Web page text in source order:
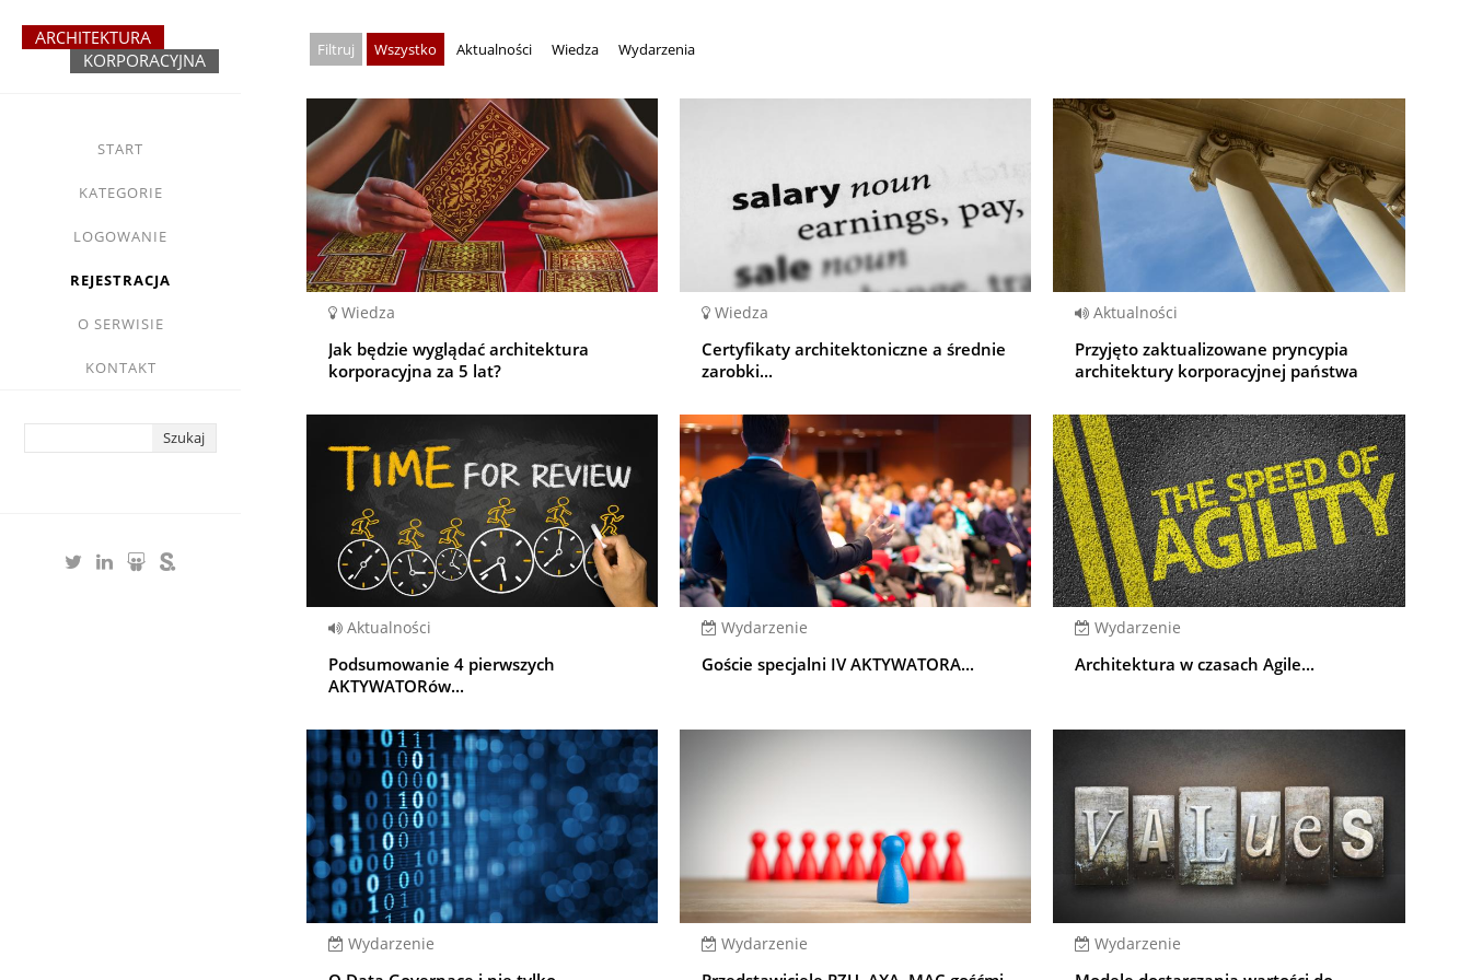
START
KATEGORIE
LOGOWANIE
REJESTRACJA
O SERWISIE
KONTAKT
Wszystko Aktualności Wiedza Wydarzenia
Wiedza
Jak będzie wyglądać architektura
korporacyjna za 5 lat?
Wiedza
Certyfikaty architektoniczne a średnie
zarobki...
Aktualności
Przyjęto zaktualizowane pryncypia
architektury korporacyjnej państwa
Aktualności
Podsumowanie 4 pierwszych
AKTYWATORów...
Wydarzenie
Goście specjalni IV AKTYWATORA...
Wydarzenie
Architektura w czasach Agile...
Wydarzenie Wydarzenie Wydarzenie